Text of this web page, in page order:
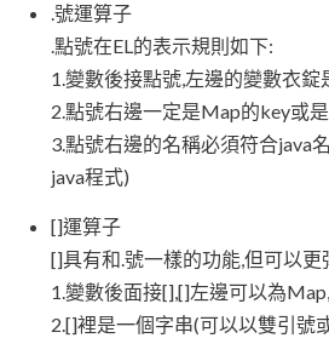
.號運算子
.點號在EL的表示規則如下:
1.變數後接點號,左邊的變數衣
2.點號右邊一定是Map的key或
3.點號右邊的名稱必須符合java
java程式)
[]運算子
[]具有和.號一樣的功能,但可以更
1.變數後面接[],[]左邊可以為
2.[]裡是一個字串(可以以雙引號